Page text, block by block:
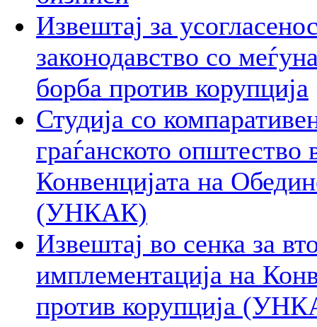
Извештај за
законодавство со
борба против корупција
Студија со
граѓанското општество
Конвенцијата на
(УНКАК)
Извештај во сенка за
имплементација на
против корупција